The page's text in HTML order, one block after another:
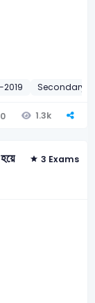
Secondary
0 1.3k
3 Exams